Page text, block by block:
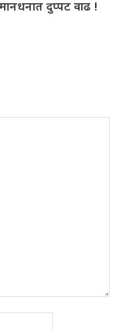
दुप्पट वाढ !